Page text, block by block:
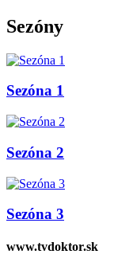
Sezóny
Sezóna 1
Sezóna 2
Sezóna 3
www.tvdoktor.sk